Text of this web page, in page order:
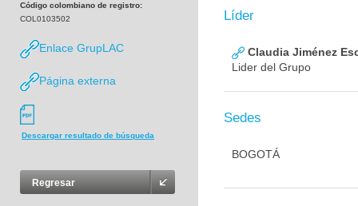
Código colombiano de registro:
COL0103502
Enlace GrupLAC
Página externa
Descargar resultado de búsqueda
Regresar
Líder
Claudia Jiménez
Lider del Grupo
Sedes
BOGOTÁ